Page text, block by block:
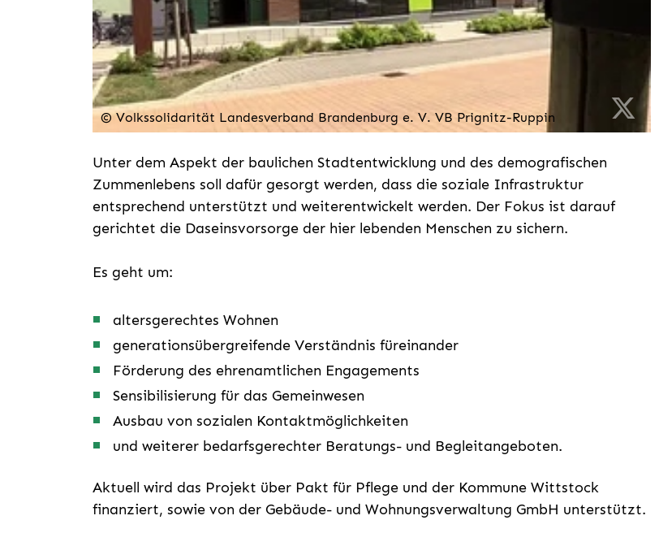
© Volkssolidarität Landesverband Brandenburg e. V. VB Prignitz-Ruppin
Unter dem Aspekt der baulichen Stadtentwicklung und des demografischen
Zummenlebens soll dafür gesorgt werden, dass die soziale Infrastruktur
entsprechend unterstützt und weiterentwickelt werden. Der Fokus ist darauf
gerichtet die Daseinsvorsorge der hier lebenden Menschen zu sichern.
Es geht um:
altersgerechtes Wohnen
generationsübergreifende Verständnis füreinander
Förderung des ehrenamtlichen Engagements
Sensibilisierung für das Gemeinwesen
Ausbau von sozialen Kontaktmöglichkeiten
und weiterer bedarfsgerechter Beratungs- und Begleitangeboten.
Aktuell wird das Projekt über Pakt für Pflege und der Kommune Wittstock
finanziert, sowie von der Gebäude- und Wohnungsverwaltung GmbH unterstützt.